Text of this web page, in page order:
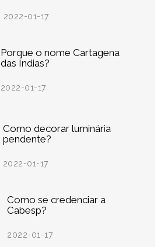
2022-01-17
Porque o nome Cartagena
das Índias?
2022-01-17
Como decorar luminária
pendente?
2022-01-17
Como se credenciar a
Cabesp?
2022-01-17